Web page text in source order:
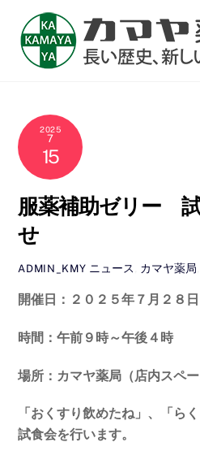
content
2025
7
15
服薬補助ゼリー
せ
ADMIN_KMY ニュース カマヤ薬局
開催日：２０２５年７月２８
時間：午前９時～午後４時
場所：カマヤ薬局（店内スペー
「おくすり飲めたね」、「ら
試食会を行います。